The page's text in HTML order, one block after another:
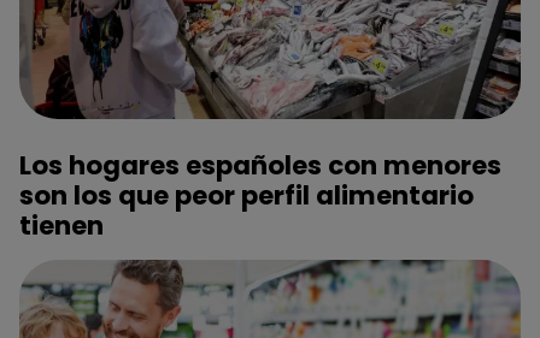
Los hogares españoles con menores
son los que peor perfil alimentario
tienen